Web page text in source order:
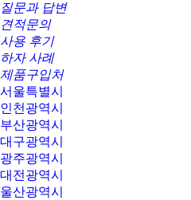
질문과 답변
견적문의
사용 후기
하자 사례
제품구입처
서울특별시
인천광역시
부산광역시
대구광역시
광주광역시
대전광역시
울산광역시